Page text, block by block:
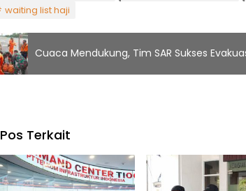
waiting list haji
Cuaca Mendukung, Tim SAR Sukses
Pos Terkait